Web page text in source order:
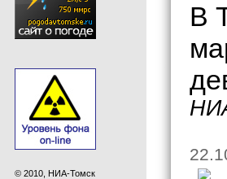
© 2010, НИА-Томск
В